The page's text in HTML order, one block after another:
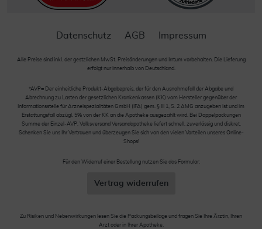
Datenschutz AGB Impressum
Alle Preise sind inkl. der gestzlichen MwSt. Preisänderungen und Irrtum vorbehalten. Die Lieferung
erfolgt nur innerhalb von Deutschland.
*AVP= Der einheitliche Produkt-Abgabepreis, der für den Ausnahmefall der Abgabe und
Abrechnung zu Lasten der gesetzlichen Krankenkassen (KK) vom Hersteller gegenüber der
Informationsstelle für Arzneispezialitäten GmbH (IFA) gem. § III 1, S. 2 AMG anzugeben ist und im
Erstattungsfall abzügl. 5% von der KK an die Apotheke ausgezahlt wird. Bei Doppelpackungen
Summe der Einzel-AVP. Volksversand Versandapotheke liefert schnell, zuverlässig und diskret.
Schenken Sie uns Ihr Vertrauen und überzeugen Sie sich von den vielen Vorteilen unseres Online-
Shops!
Für den Widerruf einer Bestellung nutzen Sie das Formular:
Vertrag widerrufen
Zu Risiken und Nebenwirkungen lesen Sie die Packungsbeilage und fragen Sie Ihre Ärztin, Ihren
Arzt oder in Ihrer Apotheke.